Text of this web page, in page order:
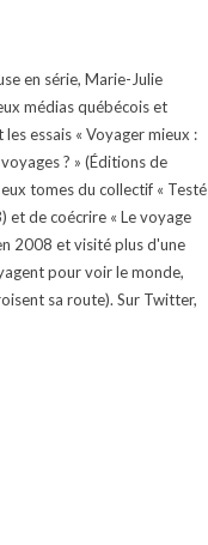
en série, Marie-Julie
médias québécois et
essais « Voyager mieux :
? » (Éditions de
tomes du collectif « Testé
et de coécrire « Le voyage
2008 et visité plus d'une
pour voir le monde,
sa route). Sur Twitter,